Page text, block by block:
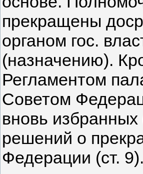
прекращены
органом гос.
(назначению).
Регламентом
Советом
вновь
решений о
Федерации (ст. 9).